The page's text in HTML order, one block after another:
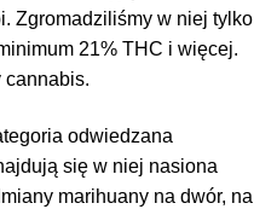
Zgromadziliśmy w niej tylko
21% THC i więcej.
cannabis.
odwiedzana
się w niej nasiona
marihuany na dwór, na